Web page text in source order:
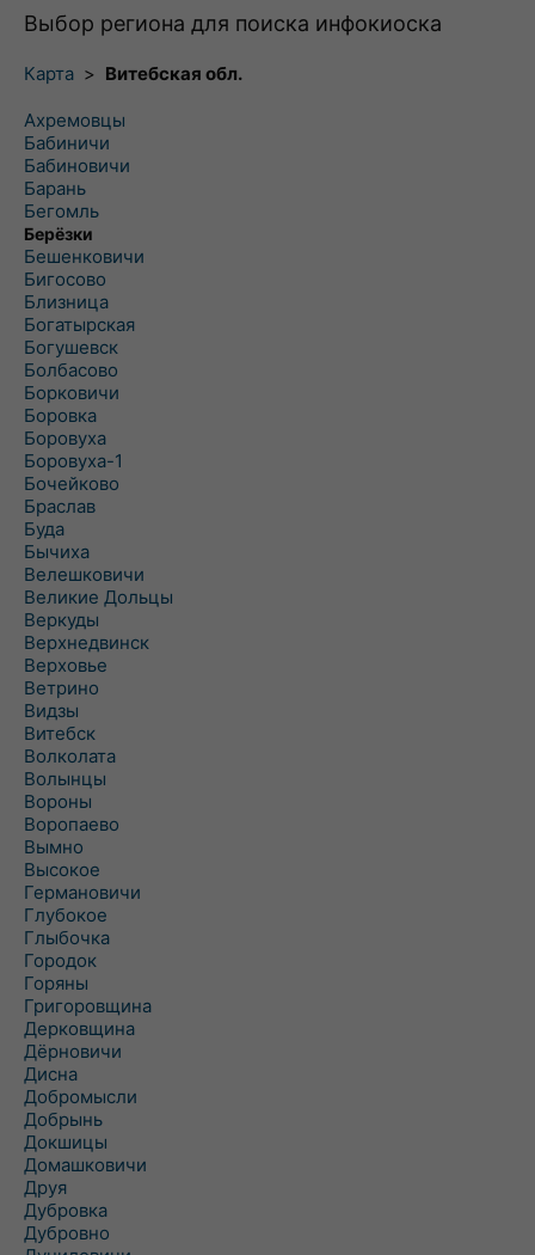
Выбор региона для поиска инфокиоска
Карта > Витебская обл.
Ахремовцы
Бабиничи
Бабиновичи
Барань
Бегомль
Берёзки
Бешенковичи
Бигосово
Близница
Богатырская
Богушевск
Болбасово
Борковичи
Боровка
Боровуха
Боровуха-1
Бочейково
Браслав
Буда
Бычиха
Велешковичи
Великие Дольцы
Веркуды
Верхнедвинск
Верховье
Ветрино
Видзы
Витебск
Волколата
Волынцы
Вороны
Воропаево
Вымно
Высокое
Германовичи
Глубокое
Глыбочка
Городок
Горяны
Григоровщина
Дерковщина
Дёрновичи
Дисна
Добромысли
Добрынь
Докшицы
Домашковичи
Друя
Дубровка
Дубровно